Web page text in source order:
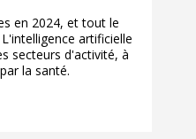
en 2024, et tout le
artificielle
secteurs d'activité, à
la santé.